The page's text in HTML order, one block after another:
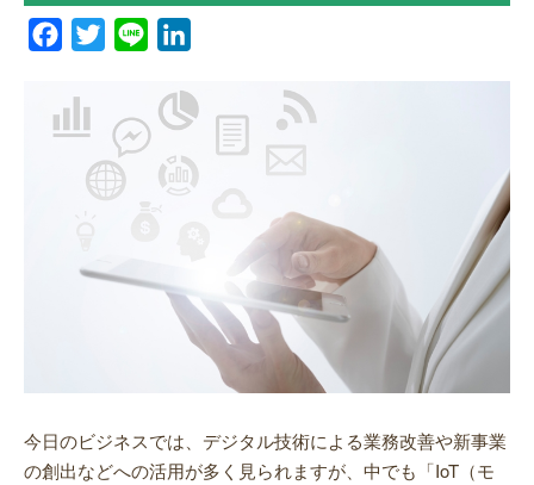
Facebook
Twitter Line
今日のビジネスでは、デジタル技術による業務改善や新事業
の創出などへの活用が多く見られますが、中でも「IoT（モ